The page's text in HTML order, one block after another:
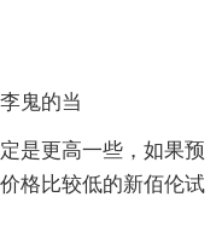
鬼的当
是更高一些，如果预
格比较低的新佰伦试